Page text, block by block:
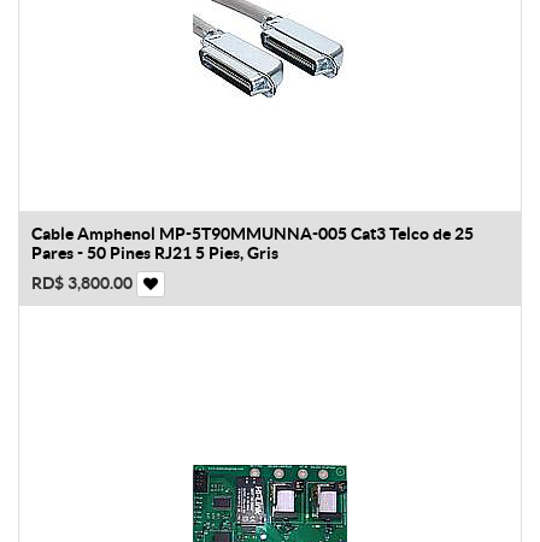
Cable Amphenol MP-5T90MMUNNA-005 Cat3 Telco de 25
Pares - 50 Pines RJ21 5 Pies, Gris
RD$3,800.00